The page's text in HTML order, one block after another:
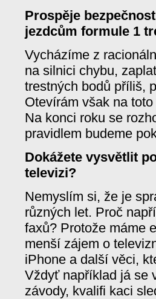
Prospěje
jezdcům formule 1
Vycházíme z
na silnici chybu,
trestných bodů příliš,
Otevírám však na
Na konci roku se
pravidlem budeme
Dokážete vysvětlit
televizi?
Nemyslím si, že je
různých let. Proč
faxů? Protože máme
menší zájem o
iPhone a další věci,
Vždyť například já se
závody, kvalifi kaci